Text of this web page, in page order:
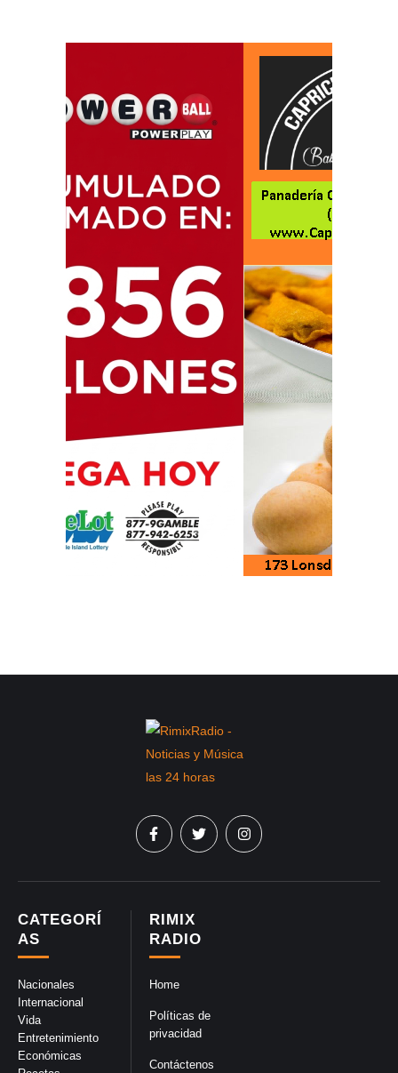
RIMIX
RADIO
Home
Políticas de
privacidad
Contáctenos
CATEGORÍ
AS
Nacionales
Internacional
Vida
Entretenimiento
Económicas